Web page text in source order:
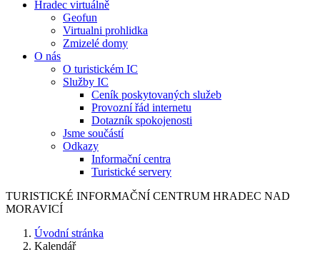
Hradec virtuálně
Geofun
Virtualni prohlidka
Zmizelé domy
O nás
O turistickém IC
Služby IC
Ceník poskytovaných služeb
Provozní řád internetu
Dotazník spokojenosti
Jsme součástí
Odkazy
Informační centra
Turistické servery
TURISTICKÉ INFORMAČNÍ CENTRUM HRADEC NAD
MORAVICÍ
Úvodní stránka
Kalendář